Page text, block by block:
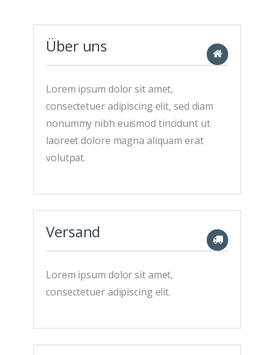
Über uns
Lorem ipsum dolor sit amet,
consectetuer adipiscing elit, sed diam
nonummy nibh euismod tincidunt ut
laoreet dolore magna aliquam erat
volutpat.
Versand
Lorem ipsum dolor sit amet,
consectetuer adipiscing elit.